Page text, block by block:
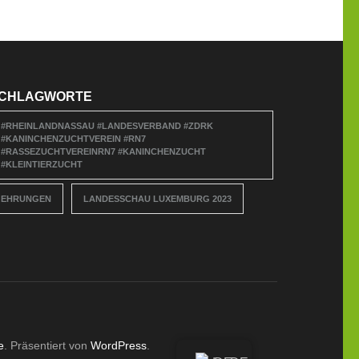
#RHEINLANDNASSAU #LANDESVERBAND #ZDRK
#KANINCHENZUCHTVEREIN #RN7
#RASSEZUCHTVEREINRN7 #KANINCHENZUCHT
#KLEINTIERZUCHT
EHRUNGEN LANDESSCHAU LUXEMBURG 2023
. Präsentiert von WordPress